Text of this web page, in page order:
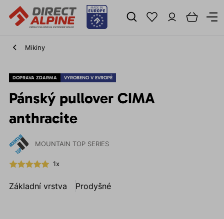
Mikiny
DOPRAVA ZDARMA VYROBENO V EVROPĚ
Pánský pullover CIMA
anthracite
MOUNTAIN TOP SERIES
1x
Základní vrstva Prodyšné